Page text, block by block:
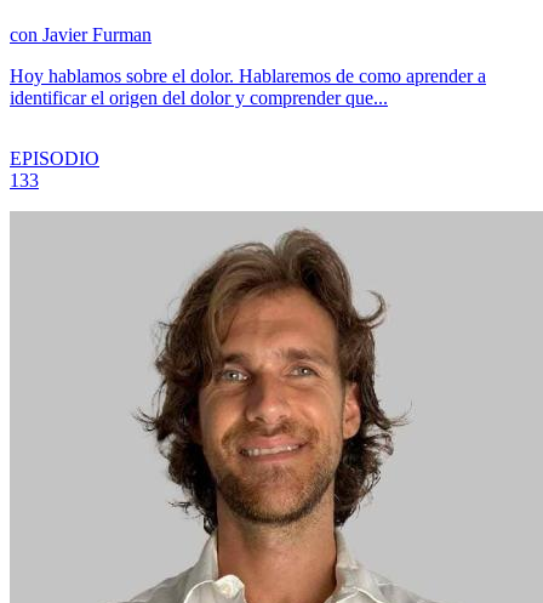
con Javier Furman
Hoy hablamos sobre el dolor. Hablaremos de como aprender a
identificar el origen del dolor y comprender que...
EPISODIO
133